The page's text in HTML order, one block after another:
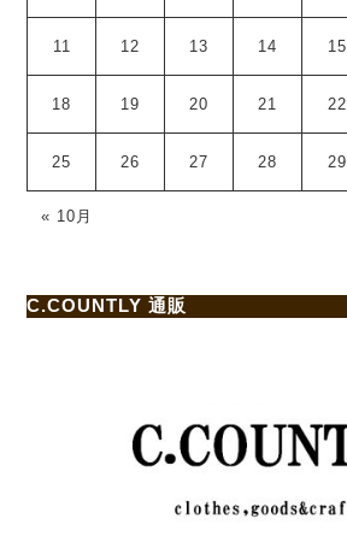
11 12 13 14 15
18 19 20 21 22
25 26 27 28 29
« 10月
C.COUNTLY 通販